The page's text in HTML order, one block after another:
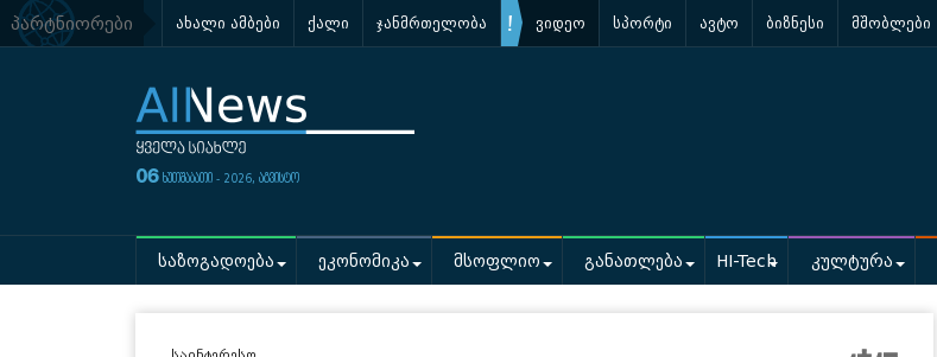
პარტნიორები ახალი ამბები ქალი ჯანმრთელობა ვიდეო სპორტი ავტო ბიზნესი მშობლები
06 ხუთშაბათი - 2026, აგვისტო
საზოგადოება ეკონომიკა მსოფლიო განათლება HI-Tech კულტურა